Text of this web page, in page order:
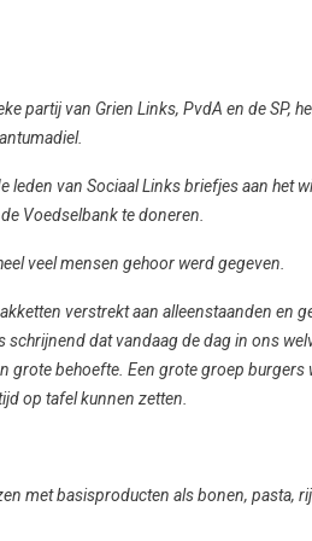
partij van Grien Links, PvdA en de SP,
van Sociaal Links briefjes aan het
Voedselbank te doneren.
veel mensen gehoor werd gegeven.
verstrekt aan alleenstaanden en
dat vandaag de dag in ons
behoefte. Een grote groep burgers
op tafel kunnen zetten.
met basisproducten als bonen, pasta,